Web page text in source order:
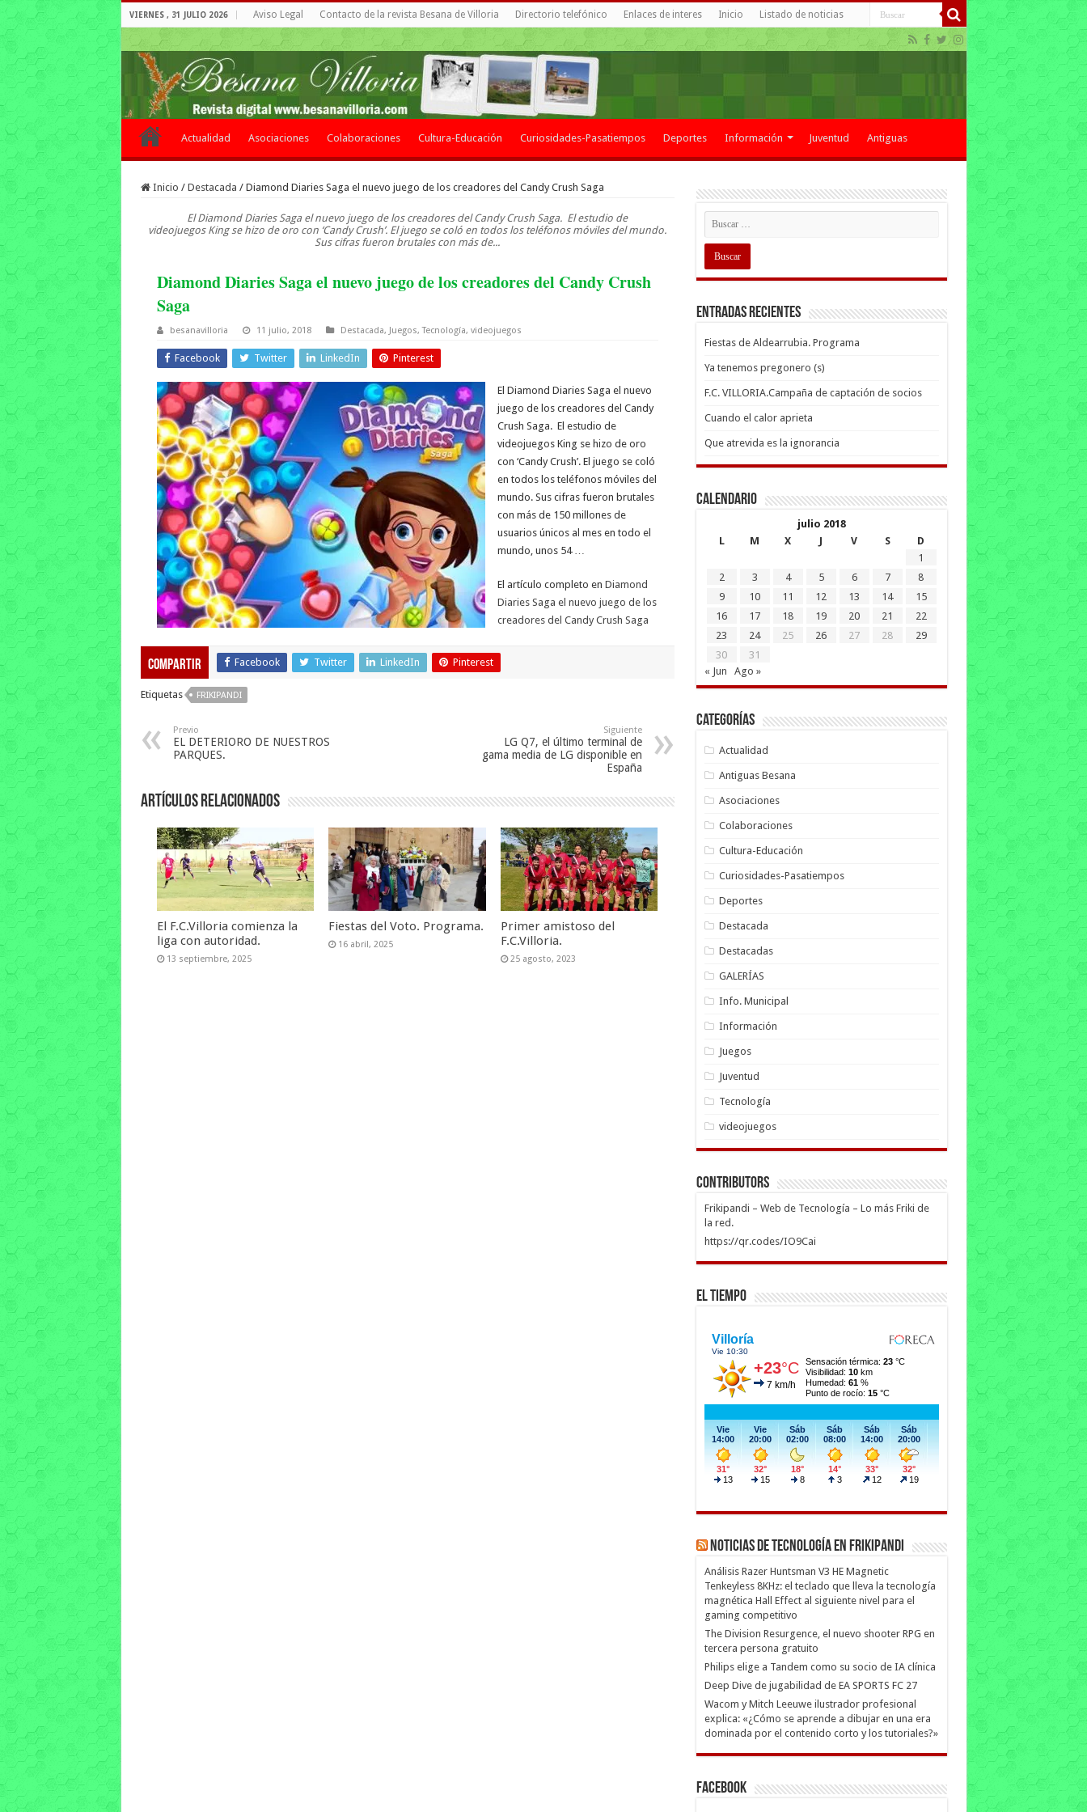
VIERNES , 31 JULIO 2026 Aviso Legal Contacto de la revista Besana de Villoria Directorio telefónico Enlaces de interes Inicio Listado de noticias
Actualidad Asociaciones Colaboraciones Cultura-Educación Curiosidades-Pasatiempos Deportes Información Juventud Antiguas
Inicio / Destacada / Diamond Diaries Saga el nuevo juego de los creadores del Candy Crush Saga
El Diamond Diaries Saga el nuevo juego de los creadores del Candy Crush Saga. El estudio de
videojuegos King se hizo de oro con ‘Candy Crush’. El juego se coló en todos los teléfonos móviles del mundo.
Sus cifras fueron brutales con más de...
Diamond Diaries Saga el nuevo juego de los creadores del Candy Crush
Saga
besanavilloria 11 julio, 2018 Destacada, Juegos,Tecnología, videojuegos
Facebook Twitter LinkedIn Pinterest
El Diamond Diaries Saga el nuevo
juego de los creadores del Candy
Crush Saga. El estudio de
videojuegos King se hizo de oro
con ‘Candy Crush’. El juego se coló
en todos los teléfonos móviles del
mundo. Sus cifras fueron brutales
con más de 150 millones de
usuarios únicos al mes en todo el
mundo, unos 54 …
El artículo completo en Diamond
Diaries Saga el nuevo juego de los
creadores del Candy Crush Saga
Compartir Facebook Twitter LinkedIn Pinterest
Etiquetas FRIKIPANDI
Previo
EL DETERIORO DE NUESTROS
PARQUES.
Siguiente
LG Q7, el último terminal de
gama media de LG disponible en
España
Artículos relacionados
El F.C.Villoria comienza la
liga con autoridad.
13 septiembre, 2025
Fiestas del Voto. Programa.
16 abril, 2025
Primer amistoso del
F.C.Villoria.
25 agosto, 2023
Entradas recientes
Fiestas de Aldearrubia. Programa
Ya tenemos pregonero (s)
F.C. VILLORIA.Campaña de captación de socios
Cuando el calor aprieta
Que atrevida es la ignorancia
Calendario
julio 2018
L
M X J V S
D
1
2
3 4 5 6 7
8
9
10 11 12 13 14
15
16
17 18 19 20 21
22
23
24 25 26 27 28
29
30
31
« Jun
Ago »
Categorías
Actualidad
Antiguas Besana
Asociaciones
Colaboraciones
Cultura-Educación
Curiosidades-Pasatiempos
Deportes
Destacada
Destacadas
GALERÍAS
Info. Municipal
Información
Juegos
Juventud
Tecnología
videojuegos
Contributors
Frikipandi – Web de Tecnología – Lo más Friki de
la red.
https://qr.codes/IO9Cai
El Tiempo
Noticias de Tecnología en Frikipandi
Análisis Razer Huntsman V3 HE Magnetic
Tenkeyless 8KHz: el teclado que lleva la tecnología
magnética Hall Effect al siguiente nivel para el
gaming competitivo
The Division Resurgence, el nuevo shooter RPG en
tercera persona gratuito
Philips elige a Tandem como su socio de IA clínica
Deep Dive de jugabilidad de EA SPORTS FC 27
Wacom y Mitch Leeuwe ilustrador profesional
explica: «¿Cómo se aprende a dibujar en una era
dominada por el contenido corto y los tutoriales?»
Facebook